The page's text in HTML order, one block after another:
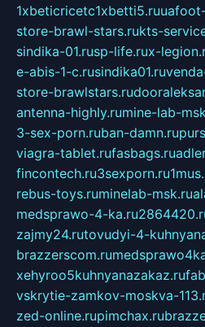
1xbeticricetc1xbetti5.ru
store-brawl-stars.rukts-
sindika-01.rusp-life.rux-
e-abis-1-c.rusindika01.ru
store-brawlstars.ru
antenna-highly.rumine-lab-
3-sex-porn.ruban-damn.ru
viagra-tablet.rufasbags.ru
fincontech.ru3sexporn.ru
rebus-toys.ruminelab-msk.ru
medsprawo-4-ka.ru
zajmy24.rutovudyi-4-
brazzerscom.ru
xehyroo5kuhnyanazakaz.ru
vskrytie-zamkov-moskva-
zed-online.rupimchax.ru